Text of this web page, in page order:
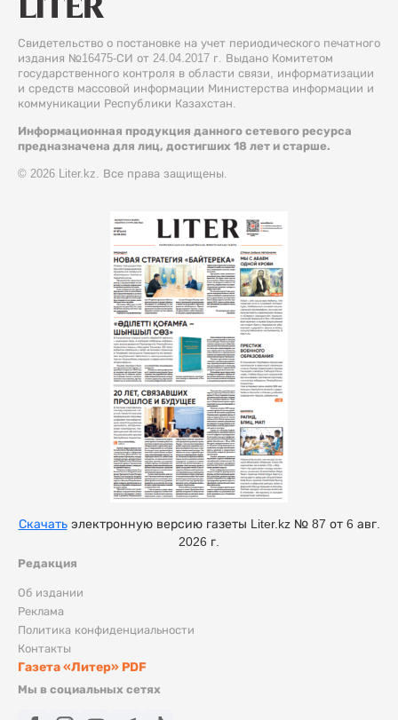
Свидетельство о постановке на учет периодического печатного
издания №16475-СИ от 24.04.2017 г. Выдано Комитетом
государственного контроля в области связи, информатизации
и средств массовой информации Министерства информации и
коммуникации Республики Казахстан.
Информационная продукция данного сетевого ресурса
предназначена для лиц, достигших 18 лет и старше.
© 2026 Liter.kz. Все права защищены.
Редакция
Об издании
Реклама
Политика конфиденциальности
Контакты
Газета «Литер» PDF
Мы в социальных сетях
Скачатьэлектронную версию газеты Liter.kz № 87 от 6 авг.
2026 г.